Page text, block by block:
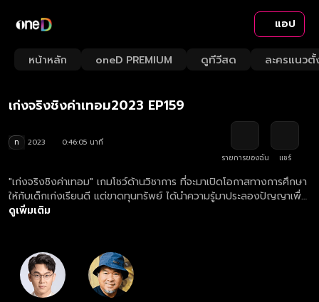
แอป
หน้าหลัก oneD PREMIUM ดูทีวีสด ละครแนวตั้
Loaded:
1.95%
Rate
เก่งจริงชิงค่าเทอม2023 EP159
ท 2023
0:46:05 นาที
รายการของฉัน
แชร์
"เก่งจริงชิงค่าเทอม" เกมโชว์ด้านวิชาการ ที่จะมาเปิดโอกาสทางการศึกษา
ให้กับเด็กเก่งเรียนดี แต่ขาดทุนทรัพย์ ได้นำความรู้มาประลองปัญญาเพื่อ
ชิงทุนการศึกษา
ดูเพิ่มเติม